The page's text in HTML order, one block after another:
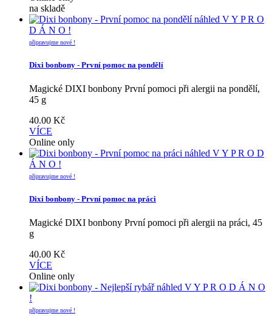
na skladě
náhled V Y P R O
D Á N O !
připravujme nové !
Dixi bonbony - První pomoc na pondělí
Magické DIXI bonbony První pomoci při alergii na pondělí,
45 g
40.00 Kč
VÍCE
Online only
náhled V Y P R O D
Á N O !
připravujme nové !
Dixi bonbony - První pomoc na práci
Magické DIXI bonbony První pomoci při alergii na práci, 45
g
40.00 Kč
VÍCE
Online only
náhled V Y P R O D Á N O
!
připravujme nové !